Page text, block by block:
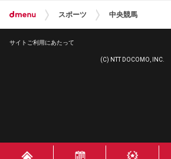
スポーツ 中央競馬
サイトご利用にあたって
(C) NTT DOCOMO, INC.